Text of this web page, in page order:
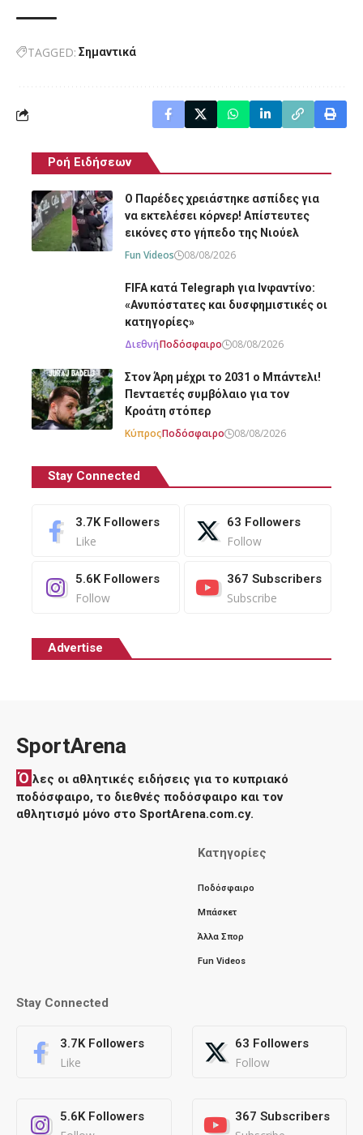
TAGGED: Σημαντικά
Ροή Ειδήσεων
O Παρέδες χρειάστηκε ασπίδες για
να εκτελέσει κόρνερ! Απίστευτες
εικόνες στο γήπεδο της Νιούελ
Fun Videos 08/08/2026
FIFA κατά Telegraph για Ινφαντίνο:
«Ανυπόστατες και δυσφημιστικές οι
κατηγορίες»
ΔιεθνήΠοδόσφαιρο 08/08/2026
Στον Άρη μέχρι το 2031 ο Μπάντελι!
Πενταετές συμβόλαιο για τον
Κροάτη στόπερ
ΚύπροςΠοδόσφαιρο 08/08/2026
Stay Connected
3.7K Followers
Like
63 Followers
Follow
5.6K Followers
Follow
367 Subscribers
Subscribe
Advertise
SportArena
Ό λες οι αθλητικές ειδήσεις για το κυπριακό
ποδόσφαιρο, το διεθνές ποδόσφαιρο και τον
αθλητισμό μόνο στο SportArena.com.cy.
Κατηγορίες
Ποδόσφαιρο
Μπάσκετ
Άλλα Σπορ
Fun Videos
Stay Connected
3.7K Followers
Like
63 Followers
Follow
5.6K Followers 367 Subscribers